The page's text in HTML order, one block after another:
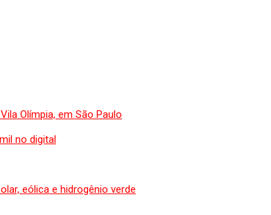
Olímpia, em São Paulo
no digital
eólica e hidrogênio verde